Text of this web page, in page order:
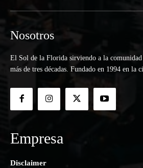
Nosotros
El Sol de la Florida sirviendo a la comunidad
más de tres décadas. Fundado en 1994 en la
Empresa
Disclaimer